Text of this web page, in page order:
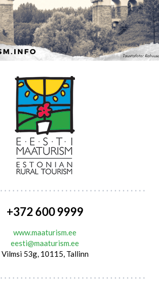
+372 600 9999
www.maaturism.ee
eesti@maaturism.ee
Vilmsi 53g, 10115, Tallinn